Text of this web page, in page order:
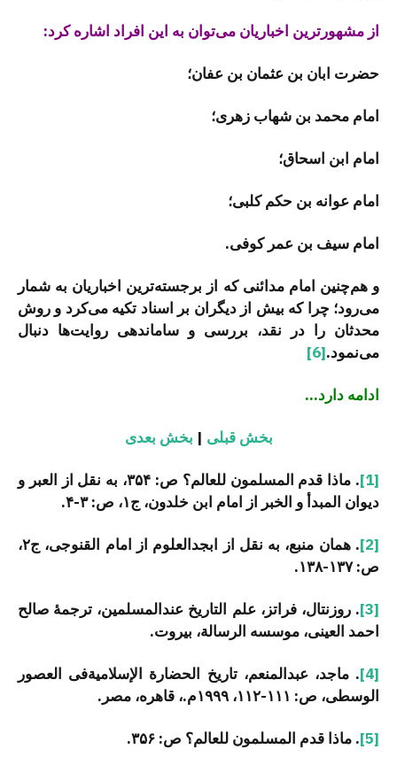
از مشهورترین اخباریان می‌توان به این افراد اشاره کرد:
حضرت ابان بن عثمان بن عفان؛
امام محمد بن شهاب زهری؛
امام ابن اسحاق؛
امام عوانه بن حکم کلبی؛
امام سیف بن عمر کوفی.
و هم‌چنین امام مدائنی که از برجسته‌ترین اخباریان به شمار
می‌رود؛ چرا که بیش از دیگران بر اسناد تکیه می‌کرد و روش
محدثان را در نقد، بررسی و ساماندهی روایت‌ها دنبال
می‌نمود.[6]
ادامه دارد…
بخش قبلی | بخش بعدی
[1]
. ماذا قدم المسلمون للعالم؟ ص: ۳۵۴، به نقل از العبر و
دیوان المبدأ و الخبر از امام ابن خلدون، ج۱، ص: ۳-۴.
[2]
. همان منبع، به نقل از ابجدالعلوم از امام القنوجی، ج۲،
ص: ۱۳۷-۱۳۸.
[3]
. روزنتال، فراتز، علم التاریخ عندالمسلمین، ترجمۀ صالح
احمد العینی، موسسه الرسالة، بیروت.
[4]
. ماجد، عبدالمنعم، تاریخ الحضارة الإسلامیةفی العصور
الوسطی، ص: ۱۱۱-۱۱۲، ۱۹۹۹م.، قاهره، مصر.
[5] . ماذا قدم المسلمون للعالم؟ ص: ۳۵۶.